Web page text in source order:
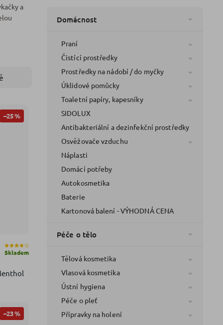
Domácnost
Praní
Čistící prostředky
Prostředky na nádobí / do myčky
Úklidové pomůcky
Toaletní papíry, kapesníky
SIDOLUX
Antibakteriální a dezinfekční prostředky
Osvěžovače vzduchu
Náplasti
Domácí potřeby
Autokosmetika
Baterie
Kartonová balení - VÝHODNÁ CENA
Péče o tělo
Tělová kosmetika
Vlasová kosmetika
Ústní hygiena
Péče o pleť
Přípravky na holení
a
–25 %
Skladem
–23 %